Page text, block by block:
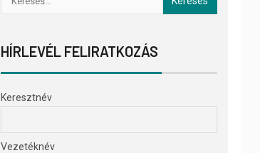
HÍRLEVÉL FELIRATKOZÁS
Keresztnév
Vezetéknév